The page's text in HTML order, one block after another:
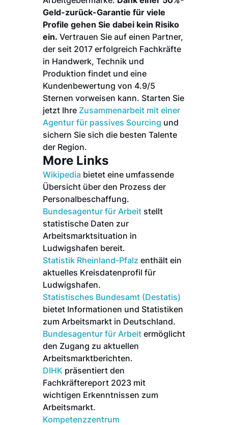
Geld-zurück-Garantie für viele
Profile gehen Sie dabei kein Risiko
ein. Vertrauen Sie auf einen Partner,
der seit 2017 erfolgreich Fachkräfte
in Handwerk, Technik und
Produktion findet und eine
Kundenbewertung von 4.9/5
Sternen vorweisen kann. Starten Sie
jetzt Ihre Zusammenarbeit mit einer
Agentur für passives Sourcing und
sichern Sie sich die besten Talente
der Region.
More Links
Wikipedia bietet eine umfassende
Übersicht über den Prozess der
Personalbeschaffung.
Bundesagentur für Arbeit stellt
statistische Daten zur
Arbeitsmarktsituation in
Ludwigshafen bereit.
Statistik Rheinland-Pfalz enthält ein
aktuelles Kreisdatenprofil für
Ludwigshafen.
Statistisches Bundesamt (Destatis)
bietet Informationen und Statistiken
zum Arbeitsmarkt in Deutschland.
Bundesagentur für Arbeit ermöglicht
den Zugang zu aktuellen
Arbeitsmarktberichten.
DIHK präsentiert den
Fachkräftereport 2023 mit
wichtigen Erkenntnissen zum
Arbeitsmarkt.
Kompetenzzentrum